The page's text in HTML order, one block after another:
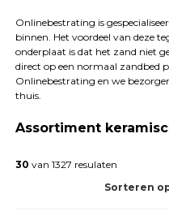
Terrastegels
Tuintegels
Stoeptegels
Buitentegels
Balkontegels
Sierbestrating
Gebakken
Onlinebestrating is
binnen. Het voordeel van deze
onderplaat is dat het zand niet
direct op een normaal zandbed
Onlinebestrating en we
thuis.
Assortiment
30 van 1327 resulaten
Sorteren